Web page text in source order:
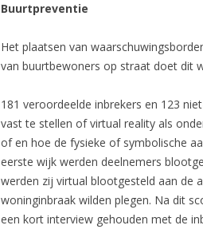
Buurtpreventie
Het plaatsen van
van buurtbewoners op straat doet dit
181 veroordeelde inbrekers en 123
vast te stellen of virtual reality als
of en hoe de fysieke of symbolische
eerste wijk werden deelnemers
werden zij virtual blootgesteld aan de
woninginbraak wilden plegen. Na dit
een kort interview gehouden met de